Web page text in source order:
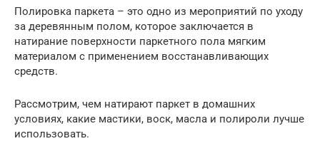
Полировка паркета – это одно из мероприятий по уходу
за деревянным полом, которое заключается в
натирание поверхности паркетного пола мягким
материалом с применением восстанавливающих
средств.
Рассмотрим, чем натирают паркет в домашних
условиях, какие мастики, воск, масла и полироли лучше
использовать.